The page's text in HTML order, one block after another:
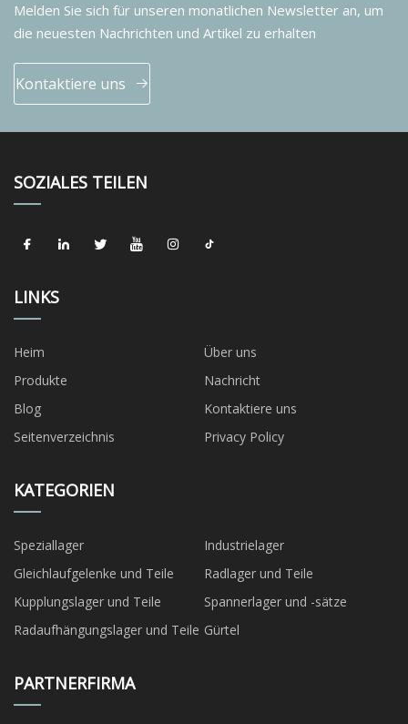
Melden Sie sich für unseren monatlichen Newsletter an, um
die neuesten Nachrichten und Artikel zu erhalten
Kontaktiere uns
SOZIALES TEILEN
LINKS
Heim
Über uns
Produkte
Nachricht
Blog
Kontaktiere uns
Seitenverzeichnis
Privacy Policy
KATEGORIEN
Speziallager
Industrielager
Gleichlaufgelenke und Teile
Radlager und Teile
Kupplungslager und Teile
Spannerlager und -sätze
Radaufhängungslager und Teile Gürtel
PARTNERFIRMA